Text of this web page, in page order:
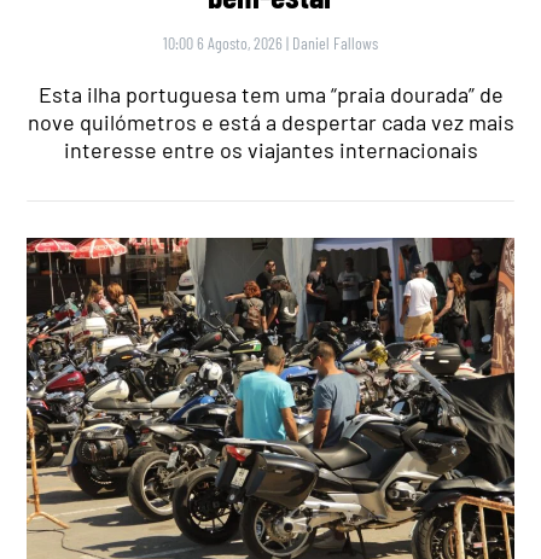
10:00 6 Agosto, 2026 | Daniel Fallows
Esta ilha portuguesa tem uma “praia dourada” de
nove quilómetros e está a despertar cada vez mais
interesse entre os viajantes internacionais